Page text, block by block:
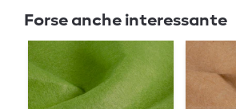
Forse anche interessante